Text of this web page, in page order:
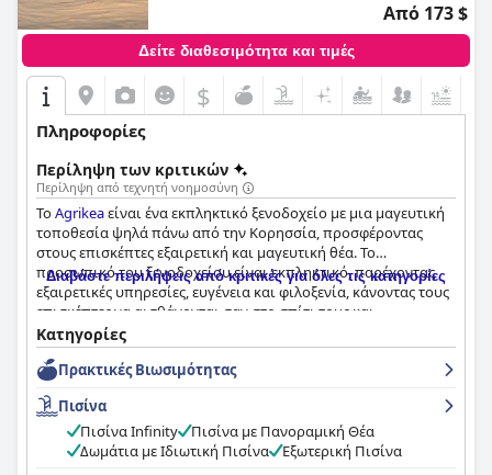
Από 173 $
Δείτε διαθεσιμότητα και τιμές
$
Πληροφορίες
Περίληψη των κριτικών
Περίληψη από τεχνητή νοημοσύνη
ΤοAgrikeaείναι ένα εκπληκτικό ξενοδοχείο με μια μαγευτική
τοποθεσία ψηλά πάνω από την Κορησσία, προσφέροντας
στους επισκέπτες εξαιρετική και μαγευτική θέα. Το
προσωπικό του ξενοδοχείου είναι εκπληκτικό, παρέχοντας
εξαιρετικές υπηρεσίες, ευγένεια και φιλοξενία, κάνοντας τους
επισκέπτες να αισθάνονται σαν στο σπίτι τους και
δημιουργώντας αξέχαστες αναμνήσεις. Το πρωινό είναι ένα
must-have με φρέσκα βιολογικά αυγά από τη φάρμα του
ξενοδοχείου και τοπικά και γνήσια προϊόντα. Τα δωμάτια
είναι ευρύχωρα, άνετα και όμορφα διακοσμημένα με
μπαλκόνια που προσφέρουν μαγευτική θέα στη θάλασσα. Η
προσοχή του ξενοδοχείου στην καθαριότητα και τη
συντήρηση είναι άψογη με τους επισκέπτες να το επαινούν
Διαβάστε περιλήψεις από κριτικές για όλες τις κατηγορίες
Κατηγορίες
Πρακτικές Bιωσιμότητας
Πισίνα
Πισίνα Infinity
Πισίνα με Πανοραμική Θέα
Δωμάτια με Ιδιωτική Πισίνα
Εξωτερική Πισίνα